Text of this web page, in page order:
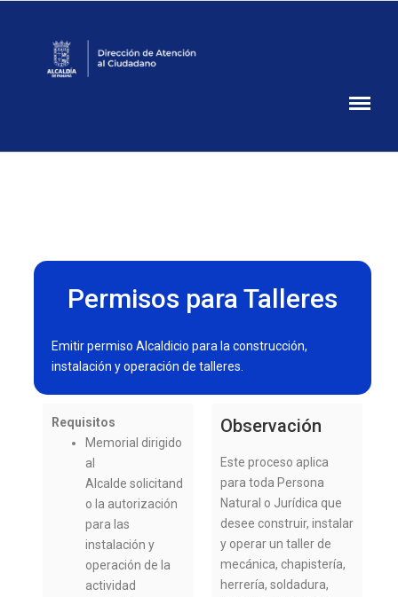
Atención
Ciudadana
Permisos para Talleres
Emitir permiso Alcaldicio para la construcción,
instalación y operación de talleres.
Requisitos
Memorial dirigido
al
Alcalde solicitand
o la autorización
para las
instalación y
operación de la
actividad
Observación
Este proceso aplica
para toda Persona
Natural o Jurídica que
desee construir, instalar
y operar un taller de
mecánica, chapistería,
herrería, soldadura,